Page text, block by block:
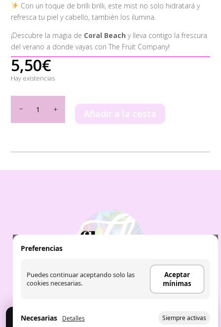
Con un toque de brilli brilli, este mist no solo hidratará y
refresca tu piel y cabello, también los ilumina.
¡Descubre la magia de Coral Beach y lleva contigo la frescura
del verano a donde vayas con The Fruit Company!
5,50€
Hay existencias
Fruit
Company
y
Añadir a la cesta
Cookies
Preferencias
Puedes continuar aceptando solo las
cookies necesarias.
Aceptar
mínimas
Necesarias Detalles Siempre activas